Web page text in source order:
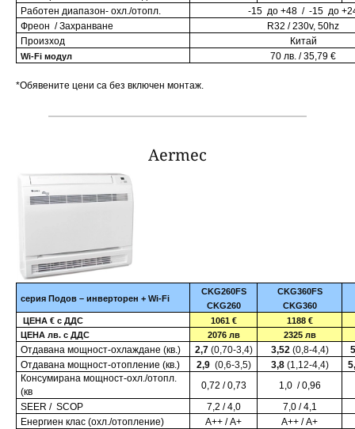
Работен диапазон- охл./отопл. -15 до +48 / -15 до +
Фреон /Захранване R32 /230v, 50hz
Произход
Китай
Wi-Fi модул 70 лв. / 35,79 €
*Обявените цени са без включен монтаж.
Aermec
серия Подов – инверторен + Wi-Fi
CKG260FS
CKG260
CKG360FS
CKG360
ЦЕНА €с ДДС 1061 €
1188 €
ЦЕНА лв. с ДДС
2076 лв 2325 лв
Отдавана мощност-охлаждане (кв.) 2,7 (0,70-3,4) 3,52 (0,8-4,4)
Отдавана мощност-отопление (кв.)
2,9 (0,6-3,5) 3,8 (1,12-4,4)
5,
Консумирана мощност-охл./отопл.
(кв
0,72 / 0,73 1,0 / 0,96
SEER / SCOP 7,2 / 4,0
7,0 / 4,1
Енергиен клас (охл./отопление)
А++ / А+
А++ / А+